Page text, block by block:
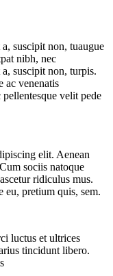
suscipit non, tuaugue
nibh, nec
suscipit non, turpis.
ac venenatis
velit pede
elit. Aenean
sociis natoque
ridiculus mus.
eu, pretium quis, sem.
luctus et ultrices
tincidunt libero.